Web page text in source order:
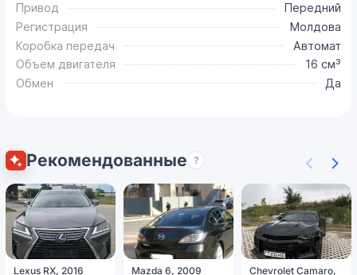
Привод
Передний
Регистрация
Молдова
Коробка передач
Автомат
Объем двигателя
16 см³
Обмен
Да
Рекомендованные ?
Lexus RX, 2016 Mazda 6, 2009
Chevrolet Camaro,